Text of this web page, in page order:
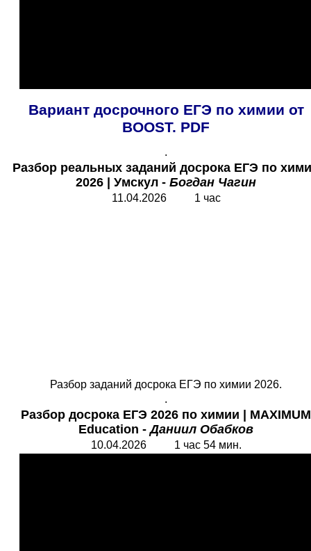
Вариант досрочного ЕГЭ по химии от
BOOST. PDF
.
Разбор реальных заданий досрока ЕГЭ по
2026
Умскул - Богдан Чагин
11.04.2026 1 час
Разбор заданий досрока ЕГЭ по химии 2026.
.
Разбор досрока ЕГЭ 2026 по химии
MAXIMUM
Education -Даниил Обабков
10.04.2026 1 час 54 мин.